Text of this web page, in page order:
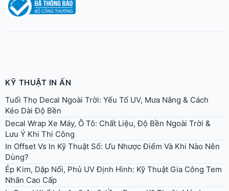
Tuổi Thọ Decal Ngoài Trời: Yếu Tố UV, Mưa Nắng & Cách
Kéo Dài Độ Bền
Nhãn Cao Cấp
In Decal Khổ Lớn 1m2-1m6: Ứng Dụng, Kỹ Thuật, Máy In
Cuộn Mực Eco-Solvent
Keo Decal: Phân Biệt Keo Vĩnh Viễn, Keo Tháo Được, Keo
Cường Lực
8 Lỗi Thường Gặp Khi In Và Dán Decal + Cách Khắc Phục
Tem Cuộn Và Tem Tờ: Khi Nào Dùng Tem Cuộn Cho Máy
Dán
Decal Dán Tường (Wall Sticker): Chất Liệu An Toàn, Dễ Tháo